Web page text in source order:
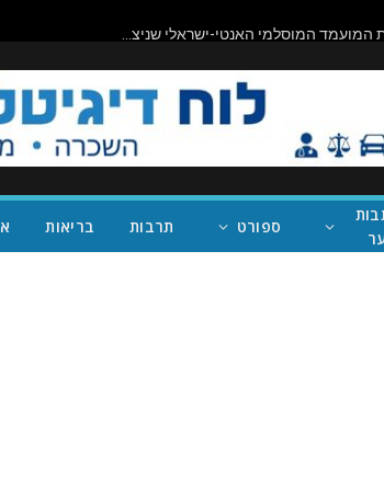
תיראו מופתעים: ניוסם מחבק את המועמד המוסלמי האנטי-ישראלי שניצח במישיגן; ככה נעצור את טראמפ
ספורט תרבות בריאות